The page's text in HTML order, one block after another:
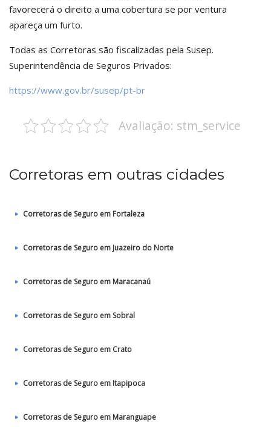
favorecerá o direito a uma cobertura se por ventura
apareça um furto.
Todas as Corretoras são fiscalizadas pela Susep.
Superintendência de Seguros Privados:
https://www.gov.br/susep/pt-br
Avaliação: stm_service
Corretoras em outras cidades
Corretoras de Seguro em Fortaleza
Corretoras de Seguro em Juazeiro do Norte
Corretoras de Seguro em Maracanaú
Corretoras de Seguro em Sobral
Corretoras de Seguro em Crato
Corretoras de Seguro em Itapipoca
Corretoras de Seguro em Maranguape